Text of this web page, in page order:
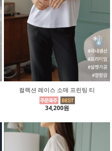
컬렉션 레이스 소매 프린팅 티
34,200원